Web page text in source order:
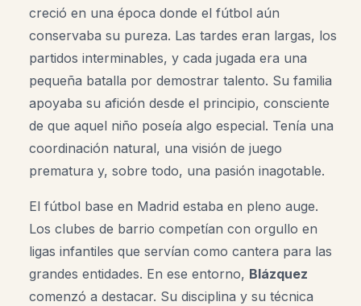
creció en una época donde el fútbol aún
conservaba su pureza. Las tardes eran largas, los
partidos interminables, y cada jugada era una
pequeña batalla por demostrar talento. Su familia
apoyaba su afición desde el principio, consciente
de que aquel niño poseía algo especial. Tenía una
coordinación natural, una visión de juego
prematura y, sobre todo, una pasión inagotable.
El fútbol base en Madrid estaba en pleno auge.
Los clubes de barrio competían con orgullo en
ligas infantiles que servían como cantera para las
grandes entidades. En ese entorno, Blázquez
comenzó a destacar. Su disciplina y su técnica